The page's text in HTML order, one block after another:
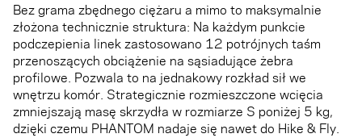
Bez grama zbędnego ciężaru a mimo to maksymalnie
złożona technicznie struktura: Na każdym punkcie
podczepienia linek zastosowano 12 potrójnych taśm
przenoszących obciążenie na sąsiadujące żebra
profilowe. Pozwala to na jednakowy rozkład sił we
wnętrzu komór. Strategicznie rozmieszczone wcięcia
zmniejszają masę skrzydła w rozmiarze S poniżej 5 kg,
dzięki czemu PHANTOM nadaje się nawet do Hike & Fly.